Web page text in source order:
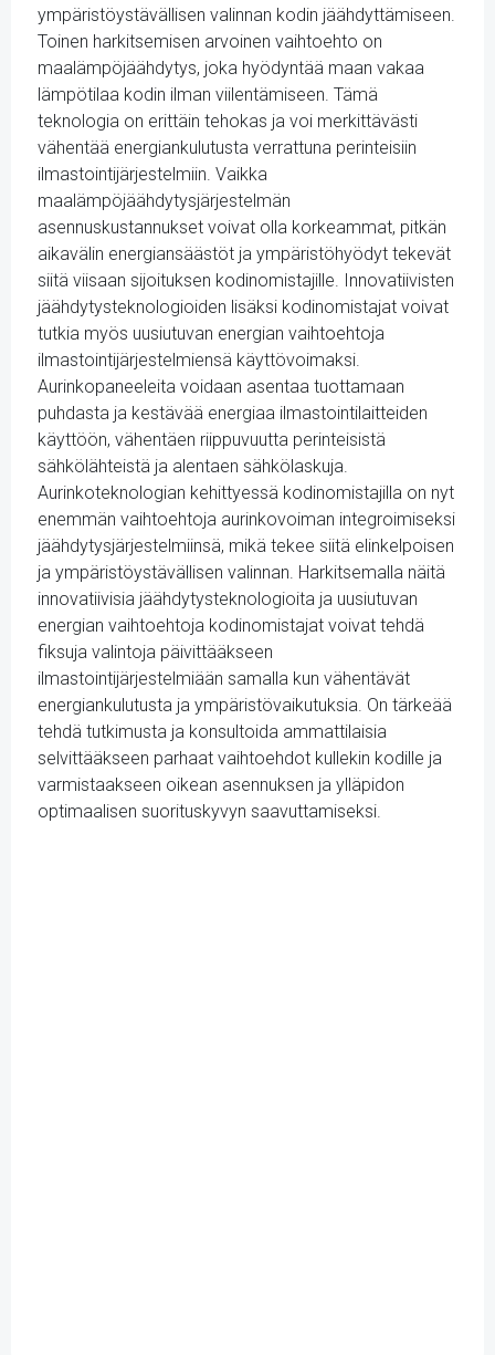
ympäristöystävällisen valinnan kodin jäähdyttämiseen.
Toinen harkitsemisen arvoinen vaihtoehto on
maalämpöjäähdytys, joka hyödyntää maan vakaa
lämpötilaa kodin ilman viilentämiseen. Tämä
teknologia on erittäin tehokas ja voi merkittävästi
vähentää energiankulutusta verrattuna perinteisiin
ilmastointijärjestelmiin. Vaikka
maalämpöjäähdytysjärjestelmän
asennuskustannukset voivat olla korkeammat, pitkän
aikavälin energiansäästöt ja ympäristöhyödyt tekevät
siitä viisaan sijoituksen kodinomistajille. Innovatiivisten
jäähdytysteknologioiden lisäksi kodinomistajat voivat
tutkia myös uusiutuvan energian vaihtoehtoja
ilmastointijärjestelmiensä käyttövoimaksi.
Aurinkopaneeleita voidaan asentaa tuottamaan
puhdasta ja kestävää energiaa ilmastointilaitteiden
käyttöön, vähentäen riippuvuutta perinteisistä
sähkölähteistä ja alentaen sähkölaskuja.
Aurinkoteknologian kehittyessä kodinomistajilla on nyt
enemmän vaihtoehtoja aurinkovoiman integroimiseksi
jäähdytysjärjestelmiinsä, mikä tekee siitä elinkelpoisen
ja ympäristöystävällisen valinnan. Harkitsemalla näitä
innovatiivisia jäähdytysteknologioita ja uusiutuvan
energian vaihtoehtoja kodinomistajat voivat tehdä
fiksuja valintoja päivittääkseen
ilmastointijärjestelmiään samalla kun vähentävät
energiankulutusta ja ympäristövaikutuksia. On tärkeää
tehdä tutkimusta ja konsultoida ammattilaisia
selvittääkseen parhaat vaihtoehdot kullekin kodille ja
varmistaakseen oikean asennuksen ja ylläpidon
optimaalisen suorituskyvyn saavuttamiseksi.